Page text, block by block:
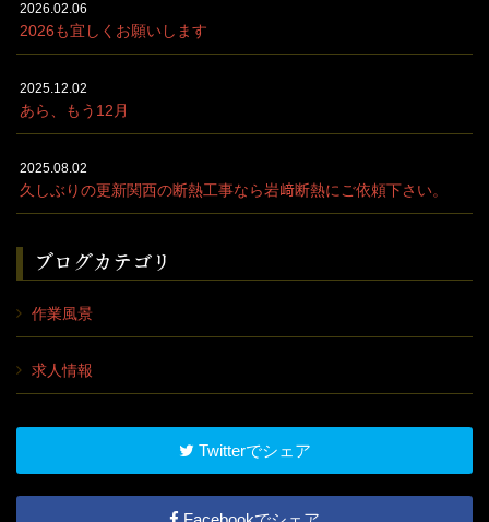
2026.02.06
2026も宜しくお願いします
2025.12.02
あら、もう12月
2025.08.02
久しぶりの更新関西の断熱工事なら岩﨑断熱にご依頼下さい。
ブログカテゴリ
作業風景
求人情報
Twitterでシェア